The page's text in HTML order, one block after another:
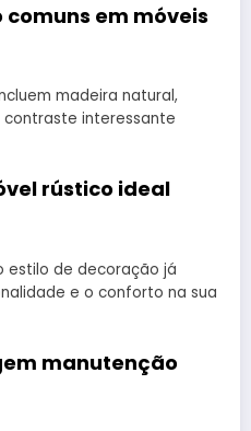
em móveis
madeira natural,
interessante
rústico ideal
estilo de decoração já
e o conforto na sua
manutenção